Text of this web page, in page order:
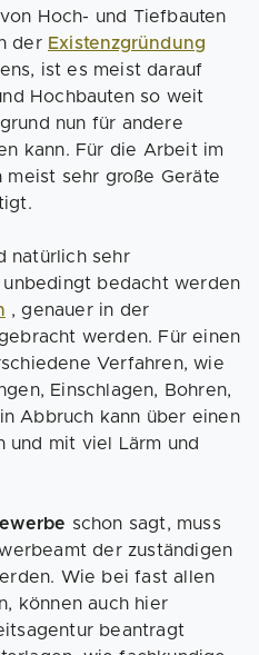
Hoch- und Tiefbauten
der Existenzgründung
ist es meist darauf
Hochbauten so weit
nun für andere
kann. Für die Arbeit im
sehr große Geräte
natürlich sehr
unbedingt bedacht werden
, genauer in der
werden. Für einen
Verfahren, wie
Einschlagen, Bohren,
Abbruch kann über einen
und mit viel Lärm und
schon sagt, muss
der zuständigen
Wie bei fast allen
können auch hier
beantragt